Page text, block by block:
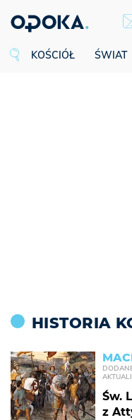
KOŚCIÓŁ ŚWIAT
HISTORIA
Św.
z